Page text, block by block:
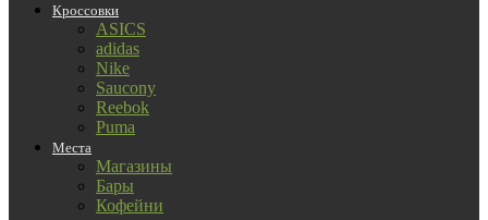
Кроссовки
ASICS
adidas
Nike
Saucony
Reebok
Puma
Места
Магазины
Бары
Кофейни